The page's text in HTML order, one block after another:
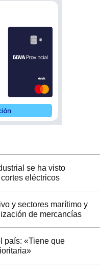
se ha visto
eléctricos
y sectores marítimo y
de mercancías
país: «Tiene que